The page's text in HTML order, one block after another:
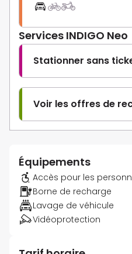
Services INDIGO Neo
Stationner sans
Voir les offres de
Équipements
Accès pour les
Borne de recharge
Lavage de véhicule
Vidéoprotection